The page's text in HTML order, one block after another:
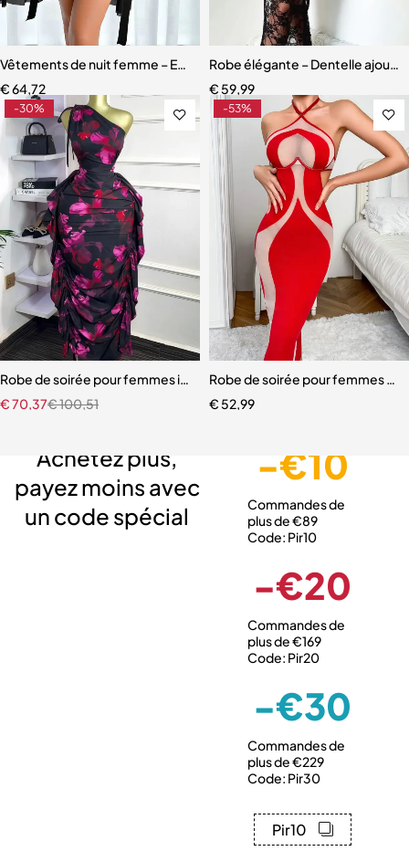
Vêtements de nuit femme – Ensemble 2 pièces chic et raffiné
€64,72
Robe élégante – Dentelle
€ 59,99
-30%
Robe de soirée pour femmes imprimé fleuri une épaule sans
€100,51
€70,37
-53%
Robe de soirée pour femmes
€ 52,99
Achetez plus,
payez moins avec
un code spécial
-€10
Commandes de
plus de €89
Code: Pir10
-€20
Commandes de
plus de €169
Code: Pir20
-€30
Commandes de
plus de €229
Code: Pir30
Pir10